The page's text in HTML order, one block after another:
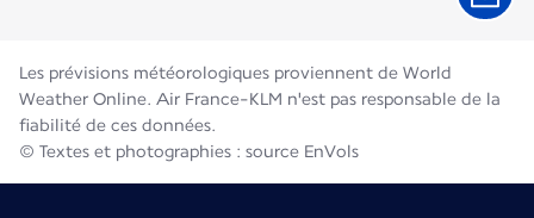
Les prévisions météorologiques proviennent de World
Weather Online. Air France-KLM n'est pas responsable de la
fiabilité de ces données.
© Textes et photographies : source EnVols